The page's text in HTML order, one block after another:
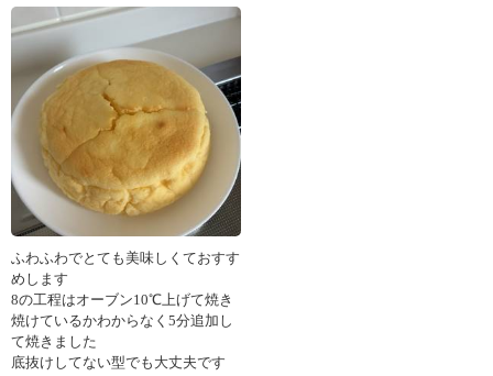
ふわふわでとても美味しくておすす
めします
8の工程はオーブン10℃上げて焼き
焼けているかわからなく5分追加し
て焼きました
底抜けしてない型でも大丈夫です